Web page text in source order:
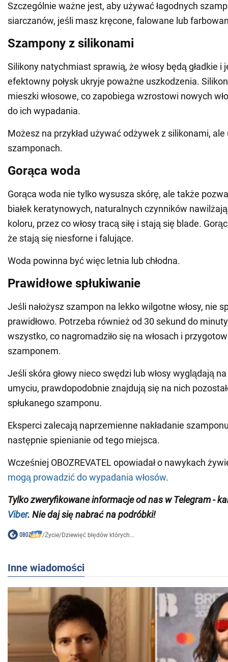
Szczególnie ważne jest, aby używać łagodnych
siarczanów, jeśli masz kręcone, falowane lub
Szampony z silikonami
Silikony natychmiast sprawią, że włosy będą gładkie i
efektowny połysk ukryje poważne uszkodzenia.
mieszki włosowe, co zapobiega wzrostowi nowych
do ich wypadania.
Możesz na przykład używać odżywek z silikonami,
szamponach.
Gorąca woda
Gorąca woda nie tylko wysusza skórę, ale także
białek keratynowych, naturalnych czynników
koloru, przez co włosy tracą siłę i stają się blade.
że stają się niesforne i falujące.
Woda powinna być więc letnia lub chłodna.
Prawidłowe spłukiwanie
Jeśli nałożysz szampon na lekko wilgotne włosy, nie
prawidłowo. Potrzeba również od 30 sekund do
wszystko, co nagromadziło się na włosach i
szamponem.
Jeśli skóra głowy nieco swędzi lub włosy wyglądają
umyciu, prawdopodobnie znajdują się na nich
spłukanego szamponu.
Eksperci zalecają naprzemienne nakładanie szamponu
następnie spienianie od tego miejsca.
Wcześniej OBOZREVATEL opowiadał o nawykach
mogą prowadzić do wypadania włosów.
Tylko zweryfikowane informacje od nas w Telegram-
Viber. Nie daj się nabrać na podróbki!
/Życie/Dziewięć błędów których...
Inne wiadomości